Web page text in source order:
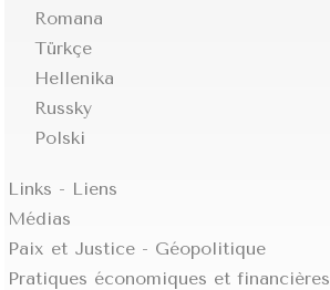
Romana
Türkçe
Hellenika
Russky
Polski
Links - Liens
Médias
Paix et Justice - Géopolitique
Pratiques économiques et financières